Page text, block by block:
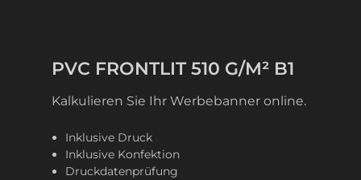
PVC FRONTLIT 510 G/M² B1
Kalkulieren Sie Ihr Werbebanner online.
Inklusive Druck
Inklusive Konfektion
Druckdatenprüfung